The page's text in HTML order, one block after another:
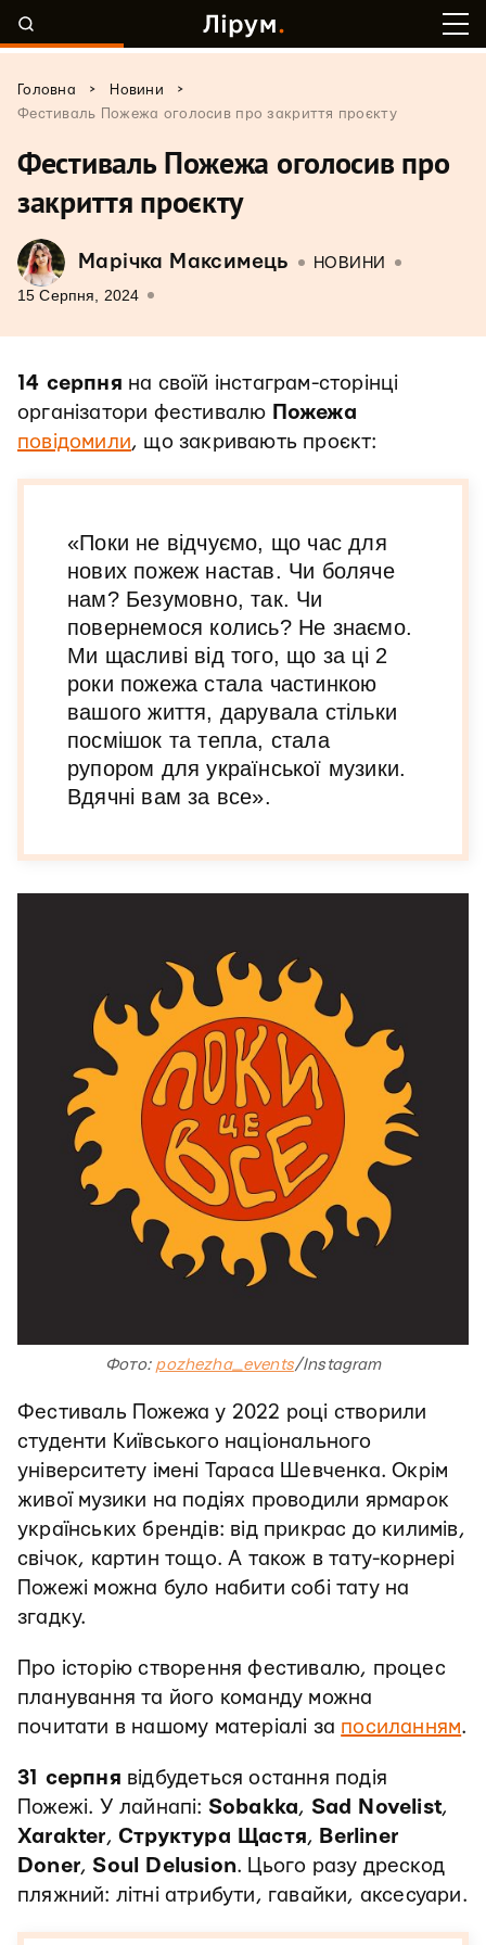
Головна > Новини
>
Фестиваль Пожежа оголосив про закриття проєкту
Фестиваль Пожежа оголосив про
закриття проєкту
Марічка Максимець НОВИНИ
15 Серпня, 2024
14 серпня на своїй інстаграм-сторінці
організатори фестивалю Пожежа
повідомили, що закривають проєкт:
«Поки не відчуємо, що час для
нових пожеж настав. Чи боляче
нам? Безумовно, так. Чи
повернемося колись? Не знаємо.
Ми щасливі від того, що за ці 2
роки пожежа стала частинкою
вашого життя, дарувала стільки
посмішок та тепла, стала
рупором для української музики.
Вдячні вам за все».
Фото: pozhezha_events/Instagram
Фестиваль Пожежа у 2022 році створили
студенти Київського національного
університету імені Тараса Шевченка. Окрім
живої музики на подіях проводили ярмарок
українських брендів: від прикрас до килимів,
свічок, картин тощо. А також в тату-корнері
Пожежі можна було набити собі тату на
згадку.
Про історію створення фестивалю, процес
планування та його команду можна
почитати в нашому матеріалі за посиланням.
31 серпня відбудеться остання подія
Пожежі. У лайнапі: Sobakka, Sad Novelist,
Xarakter,Структура Щастя, Berliner
Doner, Soul Delusion. Цього разу дрескод
пляжний: літні атрибути, гавайки, аксесуари.